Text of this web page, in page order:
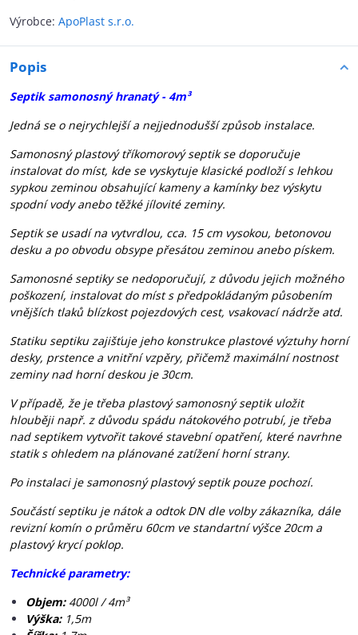
Výrobce: ApoPlast s.r.o.
Popis
Septik samonosný hranatý - 4m³
Jedná se o nejrychlejší a nejjednodušší způsob instalace.
Samonosný plastový tříkomorový septik se doporučuje
instalovat do míst, kde se vyskytuje klasické podloží s lehkou
sypkou zeminou obsahující kameny a kamínky bez výskytu
spodní vody anebo těžké jílovité zeminy.
Septik se usadí na vytvrdlou, cca. 15 cm vysokou, betonovou
desku a po obvodu obsype přesátou zeminou anebo pískem.
Samonosné septiky se nedoporučují, z důvodu jejich možného
poškození, instalovat do míst s předpokládaným působením
vnějších tlaků blízkost pojezdových cest, vsakovací nádrže atd.
Statiku septiku zajišťuje jeho konstrukce plastové výztuhy horní
desky, prstence a vnitřní vzpěry, přičemž maximální nostnost
zeminy nad horní deskou je 30cm.
V případě, že je třeba plastový samonosný septik uložit
hlouběji např. z důvodu spádu nátokového potrubí, je třeba
nad septikem vytvořit takové stavební opatření, které navrhne
statik s ohledem na plánované zatížení horní strany.
Po instalaci je samonosný plastový septik pouze pochozí.
Součástí septiku je nátok a odtok DN dle volby zákazníka, dále
revizní komín o průměru 60cm ve standartní výšce 20cm a
plastový krycí poklop.
Technické parametry:
Objem: 4000l / 4m³
Výška: 1,5m